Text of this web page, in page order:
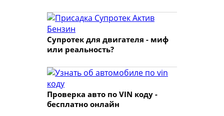
Супротек для двигателя - миф
или реальность?
Проверка авто по VIN коду -
бесплатно онлайн